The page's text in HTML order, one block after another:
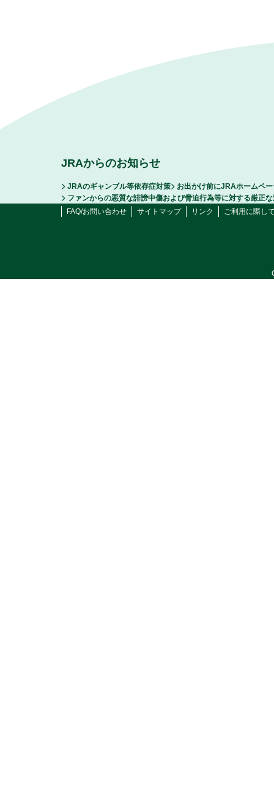
JRAからのお知らせ
JRAのギャンブル等依存症対策
お出かけ前にJRAホームペ
ファンからの悪質な誹謗中傷および脅迫行為等に対する厳正
FAQ/お問い合わせ
サイトマップ リンク ご利用に際し